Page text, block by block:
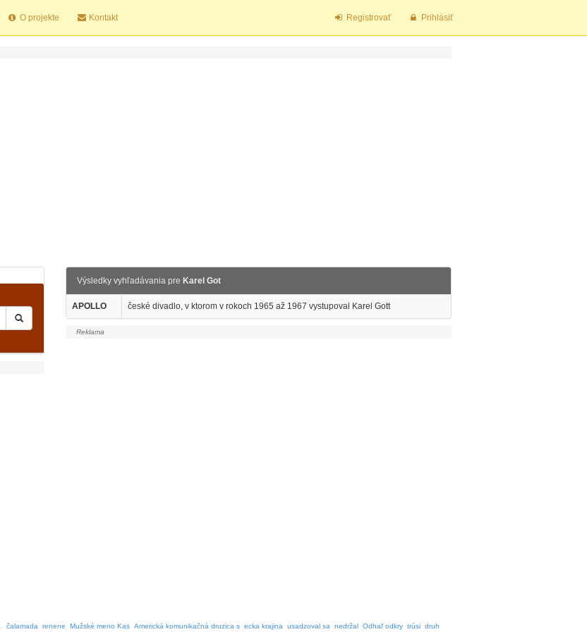
O projekte Kontakt Registrovať Prihlásiť
Výsledky vyhľadávania pre Karel Got
APOLLO české divadlo, v ktorom v rokoch 1965 až 1967 vystupoval Karel Gott
čalamada renene Mužské meno Kas Americká komunikačná druzica s ecka krajina usadzoval sa nedržal Odhaľ odkry trúsi druh